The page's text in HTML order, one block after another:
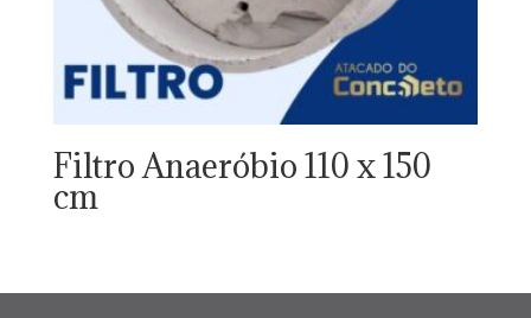
Filtro Anaeróbio 110 x 150
cm